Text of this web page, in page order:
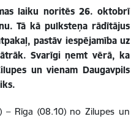
laiku noritēs 26. oktobrī
Tā kā pulksteņa rādītājus
pastāv iespējamība uz
Svarīgi ņemt vērā, ka
un vienam Daugavpils
– Rīga (08.10) no Zilupes un